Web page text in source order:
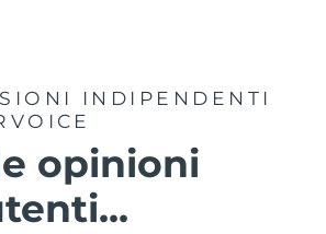
INDIPENDENTI
opinioni